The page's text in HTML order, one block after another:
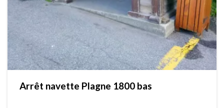
Arrêt navette Plagne 1800 bas